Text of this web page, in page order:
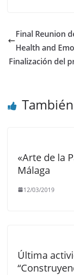
Final Reunion
Health and
Finalización del
«Arte de la
Málaga
12/03/2019
Última